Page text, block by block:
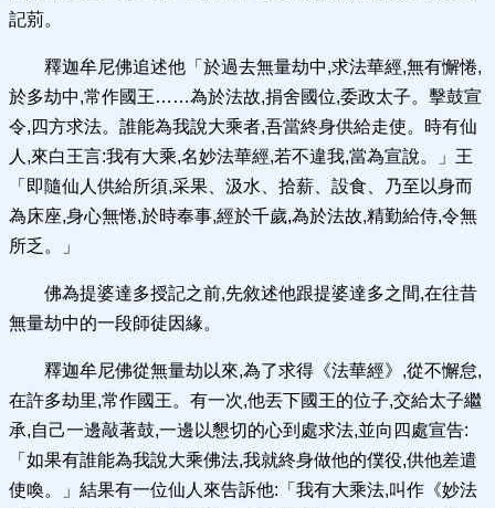
記莂。
釋迦牟尼佛追述他「於過去無量劫中,求法華經,無有懈惓,
於多劫中,常作國王……為於法故,捐舍國位,委政太子。擊鼓宣
令,四方求法。誰能為我說大乘者,吾當終身供給走使。時有仙
人,來白王言:我有大乘,名妙法華經,若不違我,當為宣說。」王
「即隨仙人供給所須,采果、汲水、拾薪、設食、乃至以身而
為床座,身心無惓,於時奉事,經於千歲,為於法故,精勤給侍,令無
所乏。」
佛為提婆達多授記之前,先敘述他跟提婆達多之間,在往昔
無量劫中的一段師徒因緣。
釋迦牟尼佛從無量劫以來,為了求得《法華經》,從不懈怠,
在許多劫里,常作國王。有一次,他丟下國王的位子,交給太子繼
承,自己一邊敲著鼓,一邊以懇切的心到處求法,並向四處宣告:
「如果有誰能為我說大乘佛法,我就終身做他的僕役,供他差遣
使喚。」結果有一位仙人來告訴他:「我有大乘法,叫作《妙法